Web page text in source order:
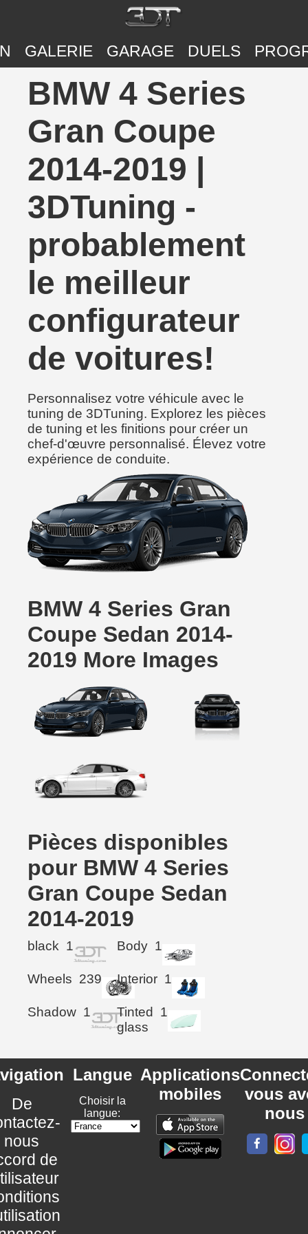
GALERIE GARAGE DUELS
BMW 4 Series
Gran Coupe
2014-2019 |
3DTuning -
probablement
le meilleur
configurateur
de voitures!
Personnalisez votre véhicule avec le
tuning de 3DTuning. Explorez les pièces
de tuning et les finitions pour créer un
chef-d'œuvre personnalisé. Élevez votre
expérience de conduite.
BMW 4 Series Gran
Coupe Sedan 2014-
2019 More Images
Pièces disponibles
pour BMW 4 Series
Gran Coupe Sedan
2014-2019
black 1 Body 1
Wheels 239 Interior 1
Shadow 1
Tinted
glass
1
De
nous
de
Langue
Choisir la
langue:
Applications
mobiles
vous
nous